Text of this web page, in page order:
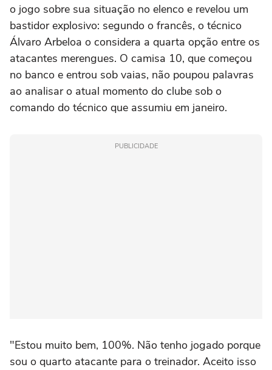
o jogo sobre sua situação no elenco e revelou um
bastidor explosivo: segundo o francês, o técnico
Álvaro Arbeloa o considera a quarta opção entre os
atacantes merengues. O camisa 10, que começou
no banco e entrou sob vaias, não poupou palavras
ao analisar o atual momento do clube sob o
comando do técnico que assumiu em janeiro.
PUBLICIDADE
"Estou muito bem, 100%. Não tenho jogado porque
sou o quarto atacante para o treinador. Aceito isso